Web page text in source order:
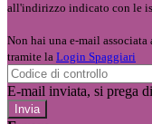
all'indirizzo indicato con le
Non hai una e-mail
tramite la Login Spaggiari
E-mail inviata, si prega